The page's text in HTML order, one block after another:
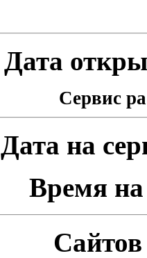
Дата
Сервис
Дата на
Время на